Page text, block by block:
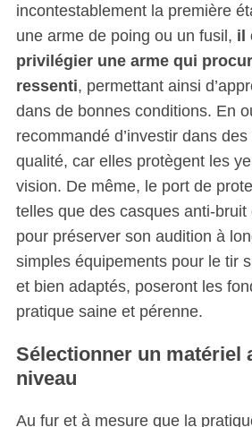
incontestablement la première
une arme de poing ou un fusil, il
privilégier une arme qui
ressenti, permettant ainsi
dans de bonnes conditions. En
recommandé d’investir dans
qualité, car elles protègent les
vision. De même, le port de
telles que des casques anti-bruit
pour préserver son audition à
simples équipements pour le tir
et bien adaptés, poseront les
pratique saine et pérenne.
Sélectionner un matériel
niveau
Au fur et à mesure que la